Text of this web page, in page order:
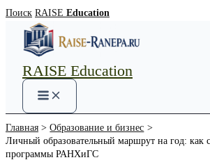
Перейти
содержимому
Поиск RAISE Education
RAISE Education
Main
Menu
Главная
Образование и бизнес
Личный образовательный маршрут на год: как
программы РАНХиГС